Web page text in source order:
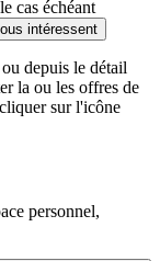
cas échéant
intéressent
depuis le détail
la ou les offres de
sur l'icône
personnel,